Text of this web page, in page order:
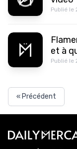
Publié le
et à
Publié le
« Précédent